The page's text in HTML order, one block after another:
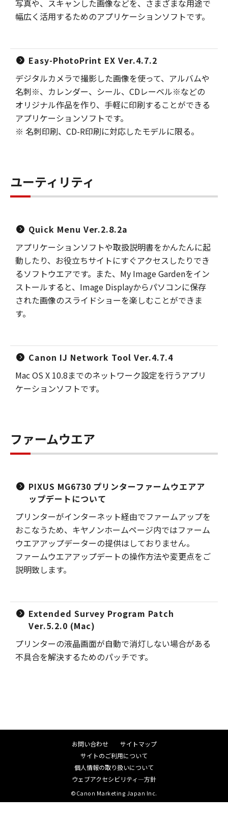
写真や、スキャンした画像などを、さまざまな用途で
幅広く活用するためのアプリケーションソフトです。
Easy-PhotoPrint EX Ver.4.7.2
デジタルカメラで撮影した画像を使って、アルバムや
名刺※、カレンダー、シール、CDレーベル※などの
オリジナル作品を作り、手軽に印刷することができる
アプリケーションソフトです。
※ 名刺印刷、CD-R印刷に対応したモデルに限る。
ユーティリティ
Quick Menu Ver.2.8.2a
アプリケーションソフトや取扱説明書をかんたんに起
動したり、お役立ちサイトにすぐアクセスしたりでき
るソフトウエアです。また、My Image Gardenをイン
ストールすると、Image Displayからパソコンに保存
された画像のスライドショーを楽しむことができま
す。
Canon IJ Network Tool Ver.4.7.4
Mac OS X 10.8までのネットワーク設定を行うアプリ
ケーションソフトです。
ファームウエア
PIXUS MG6730 プリンターファームウエアア
ップデートについて
プリンターがインターネット経由でファームアップを
おこなうため、キヤノンホームページ内ではファーム
ウエアアップデーターの提供はしておりません。
ファームウエアアップデートの操作方法や変更点をご
説明致します。
Extended Survey Program Patch
Ver.5.2.0 (Mac)
プリンターの液晶画面が自動で消灯しない場合がある
不具合を解決するためのパッチです。
お問い合わせ
サイトマップ
サイトのご利用について
個人情報の取り扱いについて
ウェブアクセシビリティ―方針
©Canon Marketing Japan Inc.